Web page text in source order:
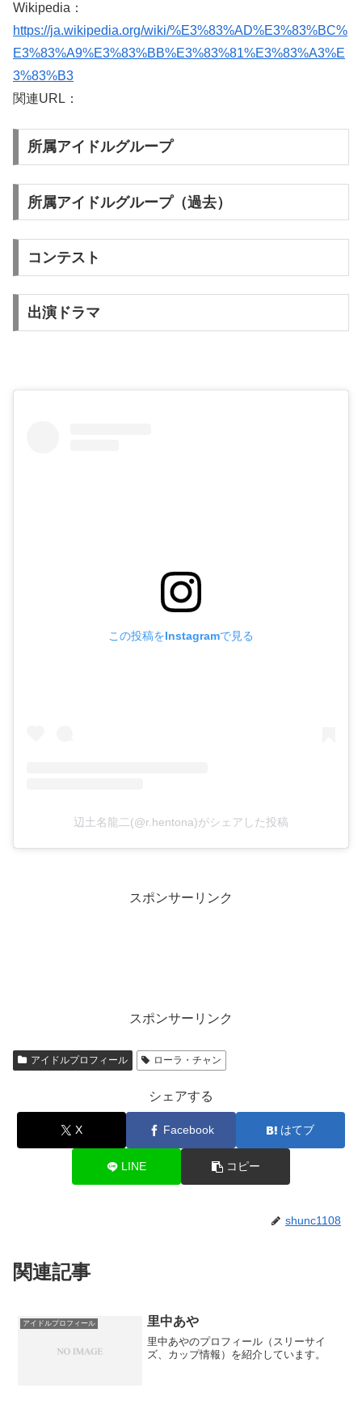
Wikipedia：
https://ja.wikipedia.org/wiki/%E3%83%AD%E3%83%BC%
E3%83%A9%E3%83%BB%E3%83%81%E3%83%A3%E
3%83%B3
関連URL：
所属アイドルグループ
所属アイドルグループ（過去）
コンテスト
出演ドラマ
この投稿をInstagramで見る
辺土名龍二(@r.hentona)がシェアした投稿
スポンサーリンク
スポンサーリンク
アイドルプロフィール ローラ・チャン
シェアする
X Facebook はてブ
LINE コピー
shunc1108
関連記事
アイドルプロフィール 里中あや
里中あやのプロフィール（スリーサイ
ズ、カップ情報）を紹介しています。